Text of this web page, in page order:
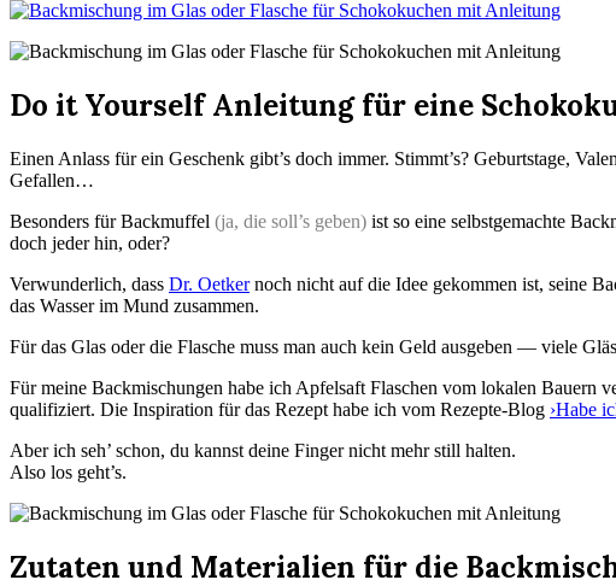
Do it Yourself Anleitung für eine
Einen Anlass für ein Geschenk gibt’s doch immer. Stimmt’s? Geburtstage,
Gefallen…
Besonders für Backmuffel (ja, die soll’s geben) ist so eine selbstgemachte
doch jeder hin, oder?
Verwunderlich, dass Dr. Oetkernoch nicht auf die Idee gekommen ist, seine
das Wasser im Mund zusammen.
Für das Glas oder die Flasche muss man auch kein Geld ausgeben — viele
Für meine Backmischungen habe ich Apfelsaft Flaschen vom lokalen Bauern
qualifiziert. Die Inspiration für das Rezept habe ich vom Rezepte-Blog ›Habe
Aber ich seh’ schon, du kannst deine Finger nicht mehr still halten.
Also los geht’s.
Zutaten und Materialien für die